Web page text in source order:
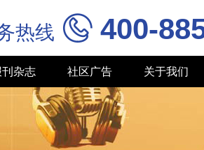
热线  400-
刊杂志 社区广告 关于我们